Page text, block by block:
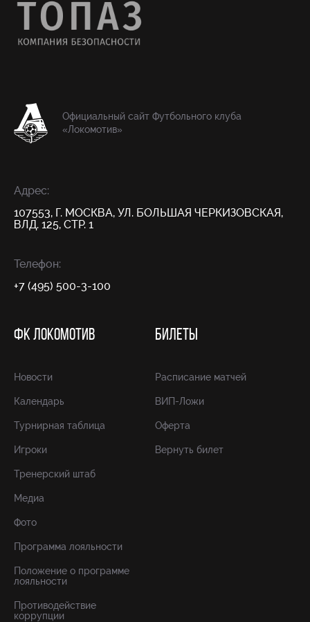
Официальный сайт Футбольного клуба
«Локомотив»
Адрес:
107553, Г. МОСКВА, УЛ. БОЛЬШАЯ ЧЕРКИЗОВСКАЯ,
ВЛД. 125, СТР. 1
Телефон:
+7 (495) 500-3-100
ФК ЛОКОМОТИВ
Новости
Календарь
Турнирная таблица
Игроки
Тренерский штаб
Медиа
Фото
Программа лояльности
Положение о программе
лояльности
Противодействие
коррупции
БИЛЕТЫ
Расписание матчей
ВИП-Ложи
Оферта
Вернуть билет